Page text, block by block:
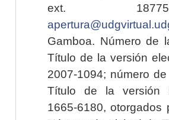
ext.
Gamboa. Número de
Título de la versión
2007-1094; número
Título de la versión
1665-6180, otorgados